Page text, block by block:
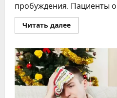
пробуждения. Пациенты
Читать далееПрочитать
больше
утренней
головной
боли
–
факторы,
ослабляющие
организм